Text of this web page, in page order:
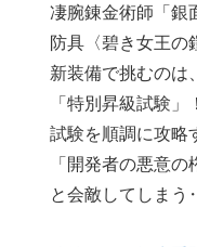
凄腕錬金術師「銀
防具〈碧き女王の
新装備で挑むのは
「特別昇級試験」！
試験を順調に攻略
「開発者の悪意
と会敵してしま